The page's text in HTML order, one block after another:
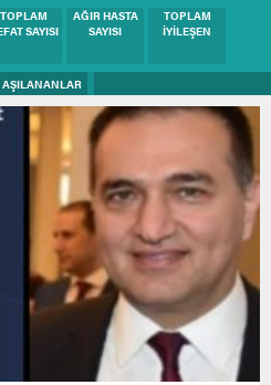
BUGÜNKÜ
SAYISI
BUGÜNKÜ
VEFAT SAYISI
BUGÜNKÜ
İYİLEŞEN